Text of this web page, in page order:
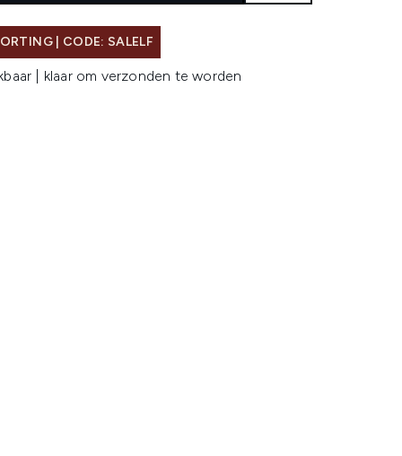
| CODE: SALELF
| klaar om verzonden te worden